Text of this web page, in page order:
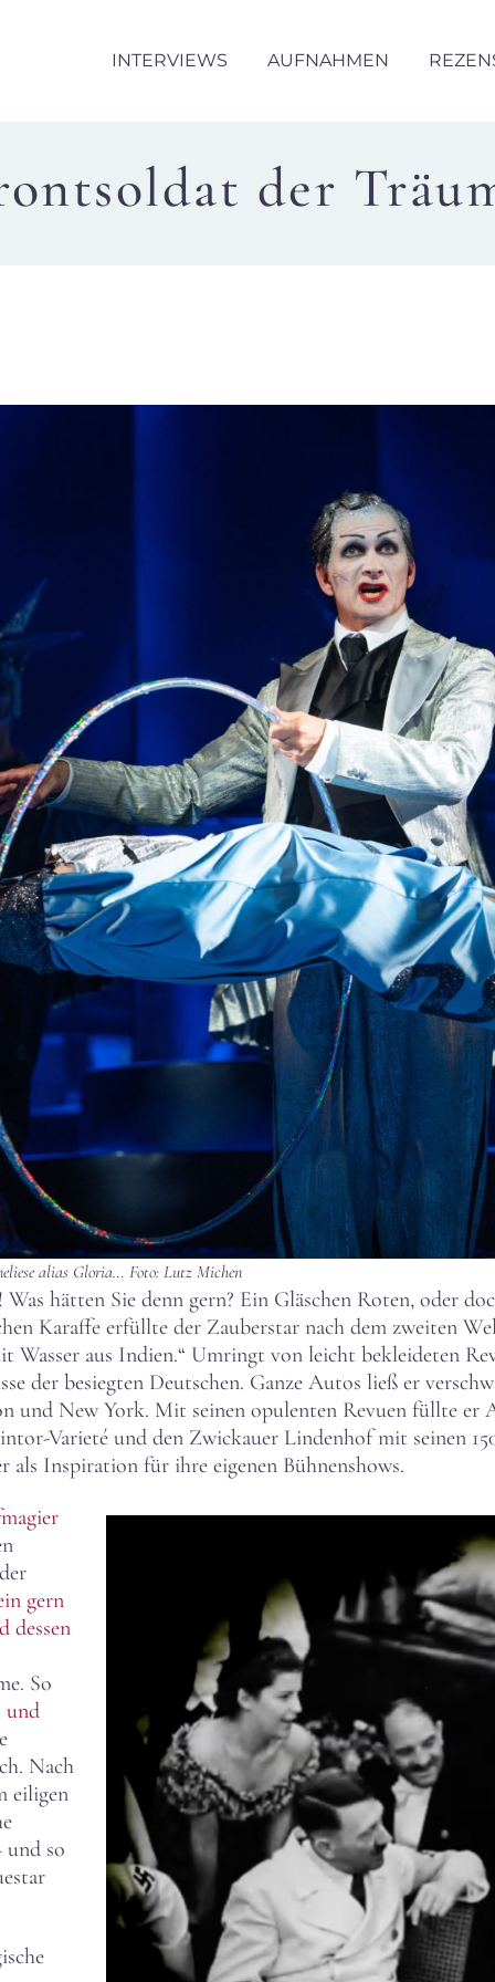
INTERVIEWS AUFNAHMEN
der
alias Gloria… Foto: Lutz Michen
hätten Sie denn gern? Ein Gläschen Roten, oder
Karaffe erfüllte der Zauberstar nach dem zweiten
Wasser aus Indien.“ Umringt von leicht bekleideten
der besiegten Deutschen. Ganze Autos ließ er
New York. Mit seinen opulenten Revuen füllte er
Varieté und den Zwickauer Lindenhof mit seinen
Inspiration für ihre eigenen Bühnenshows.
gern
dessen
So
und
Nach
eiligen
und so